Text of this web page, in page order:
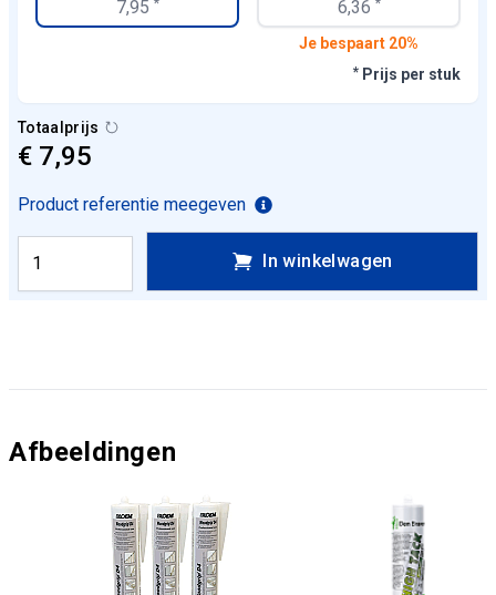
7,95 *
6,36 *
Je bespaart 20%
* Prijs per stuk
Totaalprijs
€ 7,95
Product referentie meegeven
In winkelwagen
Afbeeldingen